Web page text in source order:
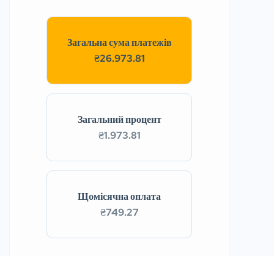
Щомісячна оплата
₴749.27
Загальний процент
₴1.973.81
Загальна сума платежів
₴26.973.81